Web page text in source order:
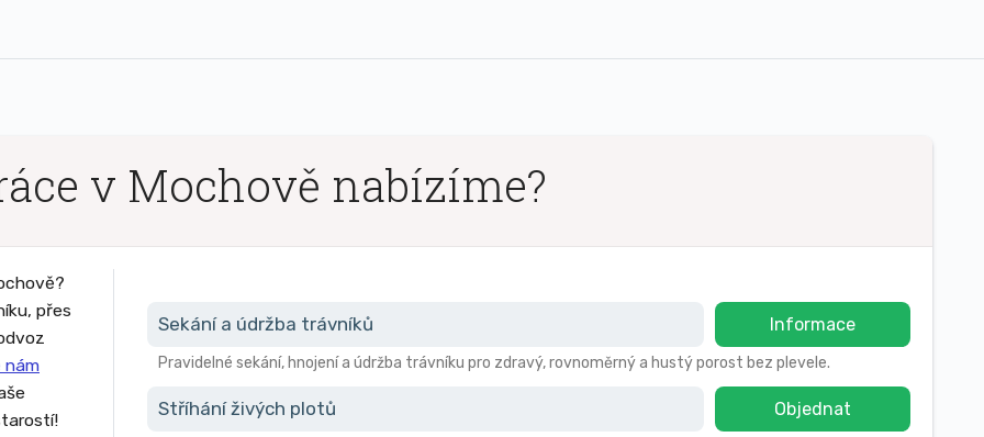
v Mochově nabízíme?
přes
nám
Sekání a údržba trávníků Informace
Pravidelné sekání, hnojení a údržba trávníku pro zdravý, rovnoměrný a hustý porost bez plevele.
Stříhání živých plotů Objednat